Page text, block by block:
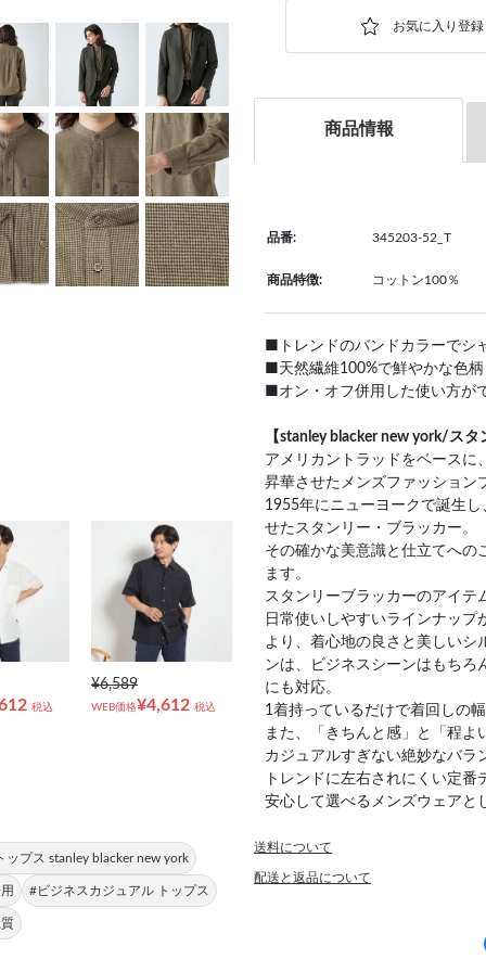
税込
¥6,589
WEB価格¥4,612 税込
ップス stanley blacker new york
#ビジネスカジュアル トップス
商品情報
品番: 345203-52_T
商品特徴: コットン100％
■トレンドのバンドカラーでシ
■天然繊維100%で鮮やかな色
■オン・オフ併用した使い方が
【stanley blacker new york/ス
アメリカントラッドをベースに
昇華させたメンズファッション
1955年にニューヨークで誕生
せたスタンリー・ブラッカー。
その確かな美意識と仕立てへの
ます。
スタンリーブラッカーのアイテ
日常使いしやすいラインナッ
より、着心地の良さと美しいシ
ンは、ビジネスシーンはもちろ
にも対応。
1着持っているだけで着回しの
また、「きちんと感」と「程
カジュアルすぎない絶妙なバラ
トレンドに左右されにくい定
安心して選べるメンズウェアと
送料について
配送と返品について